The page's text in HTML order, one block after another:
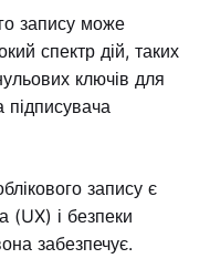
запису може
спектр дій, таких
ключів для
підписувача
запису є
(UX) і безпеки
забезпечує.